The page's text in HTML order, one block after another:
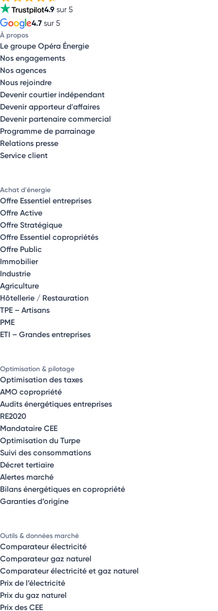
4.9 sur 5
4.7 sur 5
À propos
Le groupe Opéra Énergie
Nos engagements
Nos agences
Nous rejoindre
Devenir courtier indépendant
Devenir apporteur d'affaires
Devenir partenaire commercial
Programme de parrainage
Relations presse
Service client
Achat d'énergie
Offre Essentiel entreprises
Offre Active
Offre Stratégique
Offre Essentiel copropriétés
Offre Public
Immobilier
Industrie
Agriculture
Hôtellerie / Restauration
TPE – Artisans
PME
ETI – Grandes entreprises
Optimisation & pilotage
Optimisation des taxes
AMO copropriété
Audits énergétiques entreprises
RE2020
Mandataire CEE
Optimisation du Turpe
Suivi des consommations
Décret tertiaire
Alertes marché
Bilans énergétiques en copropriété
Garanties d’origine
Outils & données marché
Comparateur électricité
Comparateur gaz naturel
Comparateur électricité et gaz naturel
Prix de l’électricité
Prix du gaz naturel
Prix des CEE